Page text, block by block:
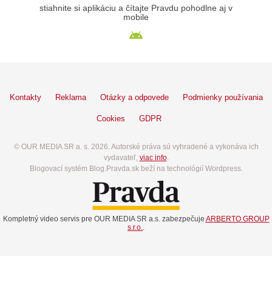
stiahnite si aplikáciu a čítajte Pravdu pohodlne aj v
mobile
Kontakty Reklama Otázky a odpovede Podmienky používania
Cookies GDPR
© OUR MEDIA SR a. s. 2026. Autorské práva sú vyhradené a vykonáva ich
vydavateľ, viac info.
Blogovací systém Blog.Pravda.sk beží na technológií Wordpress.
Kompletný video servis pre OUR MEDIA SR a.s. zabezpečuje ARBERTO GROUP
s.r.o.